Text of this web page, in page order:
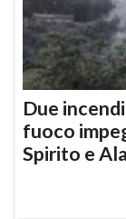
Due
fuoco
Spirito e